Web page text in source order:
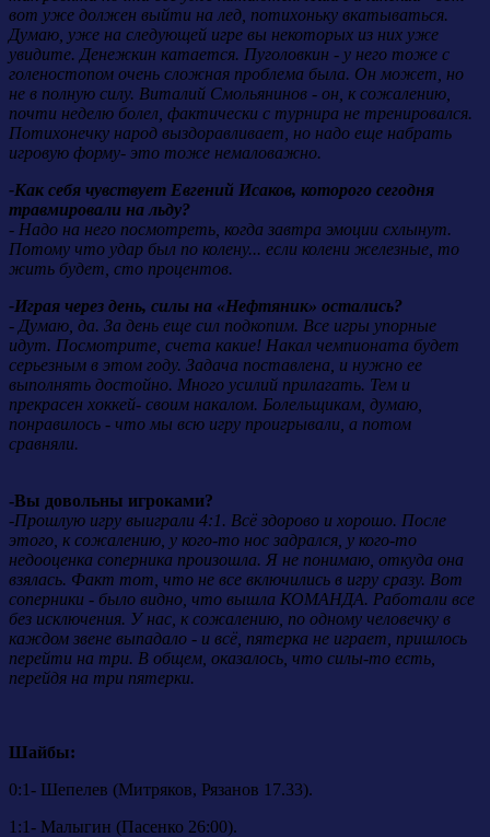
вот уже должен выйти на лед, потихоньку вкатываться.
Думаю, уже на следующей игре вы некоторых из них уже
увидите. Денежкин катается. Пуголовкин - у него тоже с
голеностопом очень сложная проблема была. Он может, но
не в полную силу. Виталий Смольянинов - он, к сожалению,
почти неделю болел, фактически с турнира не тренировался.
Потихонечку народ выздоравливает, но надо еще набрать
игровую форму- это тоже немаловажно.
-Как себя чувствует Евгений Исаков, которого сегодня
травмировали на льду?
- Надо на него посмотреть, когда завтра эмоции схлынут.
Потому что удар был по колену... если колени железные, то
жить будет, сто процентов.
-Играя через день, силы на «Нефтяник» остались?
- Думаю, да. За день еще сил подкопим. Все игры упорные
идут. Посмотрите, счета какие! Накал чемпионата будет
серьезным в этом году. Задача поставлена, и нужно ее
выполнять достойно. Много усилий прилагать. Тем и
прекрасен хоккей- своим накалом. Болельщикам, думаю,
понравилось - что мы всю игру проигрывали, а потом
сравняли.
-Вы довольны игроками?
-Прошлую игру выиграли 4:1. Всё здорово и хорошо. После
этого, к сожалению, у кого-то нос задрался, у кого-то
недооценка соперника произошла. Я не понимаю, откуда она
взялась. Факт тот, что не все включились в игру сразу. Вот
соперники - было видно, что вышла КОМАНДА. Работали все
без исключения. У нас, к сожалению, по одному человечку в
каждом звене выпадало - и всё, пятерка не играет, пришлось
перейти на три. В общем, оказалось, что силы-то есть,
перейдя на три пятерки.
Шайбы:
0:1- Шепелев (Митряков, Рязанов 17.33).
1:1- Малыгин (Пасенко 26:00).